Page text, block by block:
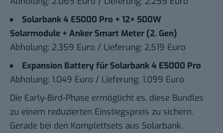
Solarbank 4 E5000 Pro + 12× 500W
Solarmodule + Anker Smart Meter (2. Gen)
Abholung: 2.359 Euro / Lieferung: 2,519 Euro
Expansion Battery für Solarbank 4 E5000 Pro
Abholung: 1.049 Euro / Lieferung: 1.099 Euro
Die Early-Bird-Phase ermöglicht es, diese Bundles
zu einem reduzierten Einstiegspreis zu sichern.
Gerade bei den Komplettsets aus Solarbank,